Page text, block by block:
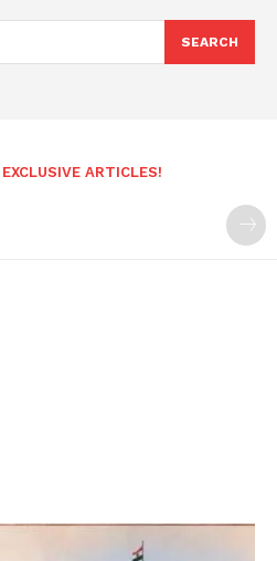
SEARCH
ARTICLES!